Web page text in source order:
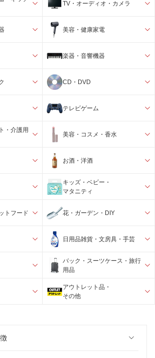
TV・オーディオ・カメラ
美容・健康家電
楽器・音響機器
CD・DVD
テレビゲーム
・介護用
美容・コスメ・香水
お酒・洋酒
キッズ・ベビー・
マタニティ
トフード 花・ガーデン・DIY
日用品雑貨・文房具・手芸
バック・スーツケース・旅行
用品
アウトレット品・
その他